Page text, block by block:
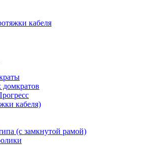
кабеля
кабеля)
(с замкнутой рамой)